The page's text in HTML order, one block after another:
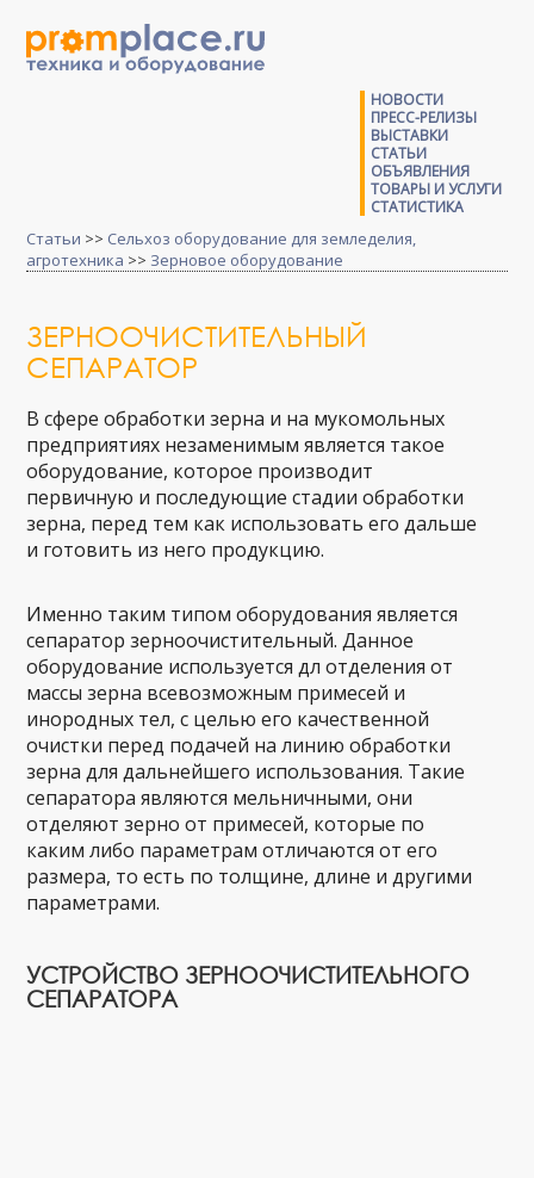
НОВОСТИ
ПРЕСС-РЕЛИЗЫ
ВЫСТАВКИ
СТАТЬИ
ОБЪЯВЛЕНИЯ
ТОВАРЫ И УСЛУГИ
СТАТИСТИКА
Статьи >> Сельхоз оборудование для земледелия,
агротехника >> Зерновое оборудование
ЗЕРНООЧИСТИТЕЛЬНЫЙ
СЕПАРАТОР
В сфере обработки зерна и на мукомольных
предприятиях незаменимым является такое
оборудование, которое производит
первичную и последующие стадии обработки
зерна, перед тем как использовать его дальше
и готовить из него продукцию.
Именно таким типом оборудования является
сепаратор зерноочистительный. Данное
оборудование используется дл отделения от
массы зерна всевозможным примесей и
инородных тел, с целью его качественной
очистки перед подачей на линию обработки
зерна для дальнейшего использования. Такие
сепаратора являются мельничными, они
отделяют зерно от примесей, которые по
каким либо параметрам отличаются от его
размера, то есть по толщине, длине и другими
параметрами.
УСТРОЙСТВО ЗЕРНООЧИСТИТЕЛЬНОГО
СЕПАРАТОРА